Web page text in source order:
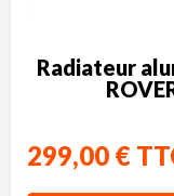
Radiateur
299,00 €